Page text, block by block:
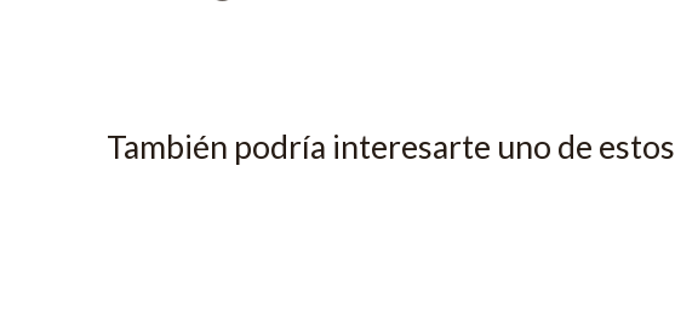
También podría interesarte uno de estos